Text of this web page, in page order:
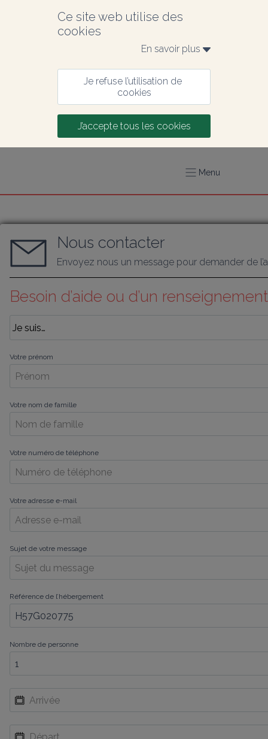
Ce site web utilise des
cookies
En savoir plus
Je refuse l’utilisation de
cookies
J’accepte tous les cookies
Menu
Nous contacter
Envoyez nous un message pour demander de
Besoin d’aide ou d’un
Votre prénom
Votre nom de famille
Votre numéro de téléphone
Votre adresse e-mail
Sujet de votre message
Référence de l’hébergement
Nombre de personne